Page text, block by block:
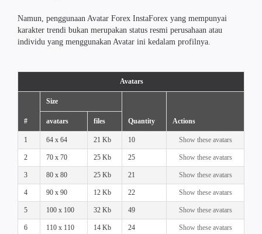
Namun, penggunaan Avatar Forex InstaForex yang mempunyai
karakter trendi bukan merupakan status resmi perusahaan atau
individu yang menggunakan Avatar ini kedalam profilnya.
Avatars
#
Size
Quantity Actions
avatars files
1 64 x 64 21 Kb 10 Show these avatars
2 70 x 70 25 Kb 25 Show these avatars
3 80 x 80 25 Kb 21 Show these avatars
4 90 x 90 12 Kb 22 Show these avatars
5 100 x 100 32 Kb 49 Show these avatars
6 110 x 110 14 Kb 24 Show these avatars